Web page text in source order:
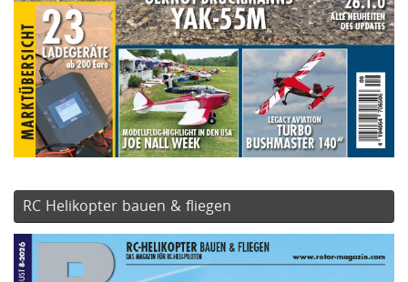
RC Helikopter bauen & fliegen